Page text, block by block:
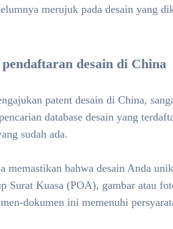
merujuk pada desain yang
pendaftaran desain di China
patent desain di China,
database desain yang
sudah ada.
memastikan bahwa desain Anda
Surat Kuasa (POA), gambar atau
dokumen ini memenuhi